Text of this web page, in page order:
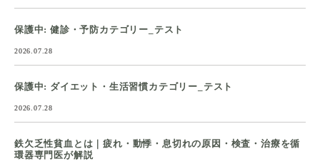
保護中: 健診・予防カテゴリー_テスト
2026.07.28
保護中: ダイエット・生活習慣カテゴリー_テスト
2026.07.28
鉄欠乏性貧血とは｜疲れ・動悸・息切れの原因・検査・治療を循
環器専門医が解説